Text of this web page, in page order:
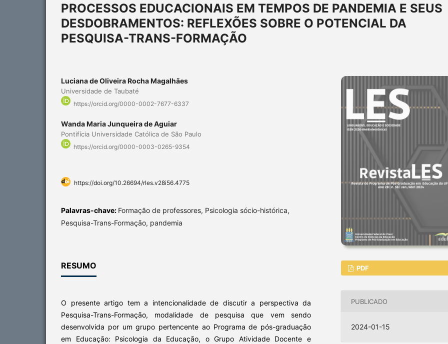
PROCESSOS EDUCACIONAIS EM TEMPOS DE PANDEMIA E SEUS
DESDOBRAMENTOS: REFLEXÕES SOBRE O POTENCIAL DA
PESQUISA-TRANS-FORMAÇÃO
Luciana de Oliveira Rocha Magalhães
Universidade de Taubaté
https://orcid.org/0000-0002-7677-6337
Wanda Maria Junqueira de Aguiar
Pontifícia Universidade Católica de São Paulo
https://orcid.org/0000-0003-0265-9354
https://doi.org/10.26694/rles.v28i56.4775
Palavras-chave: Formação de professores, Psicologia sócio-histórica,
Pesquisa-Trans-Formação, pandemia
RESUMO
O presente artigo tem a intencionalidade de discutir a perspectiva da
Pesquisa-Trans-Formação, modalidade de pesquisa que vem sendo
desenvolvida por um grupo pertencente ao Programa de pós-graduação
em Educação: Psicologia da Educação, o Grupo Atividade Docente e
PDF
PUBLICADO
2024-01-15